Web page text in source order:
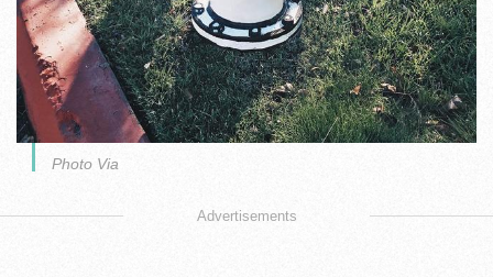
Photo Via
Advertisements